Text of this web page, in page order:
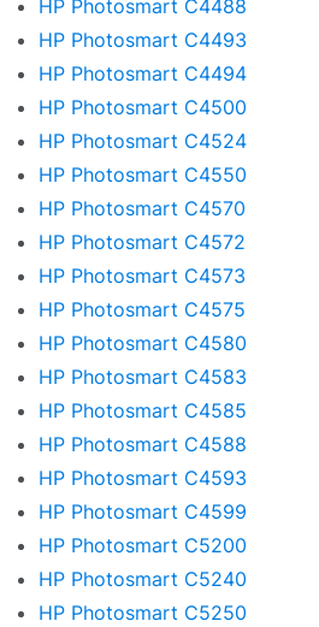
HP Photosmart C4488
HP Photosmart C4493
HP Photosmart C4494
HP Photosmart C4500
HP Photosmart C4524
HP Photosmart C4550
HP Photosmart C4570
HP Photosmart C4572
HP Photosmart C4573
HP Photosmart C4575
HP Photosmart C4580
HP Photosmart C4583
HP Photosmart C4585
HP Photosmart C4588
HP Photosmart C4593
HP Photosmart C4599
HP Photosmart C5200
HP Photosmart C5240
HP Photosmart C5250